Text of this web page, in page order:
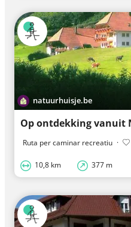
natuurhuisje.be
Ruta per caminar recreatiu ·
10,8 km 377 m